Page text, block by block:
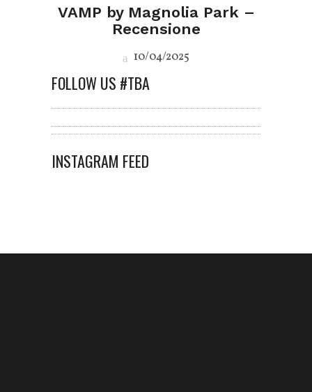
VAMP by Magnolia Park –
Recensione
10/04/2025
FOLLOW US #TBA
INSTAGRAM FEED